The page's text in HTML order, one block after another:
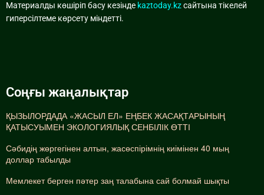
Материалды көшіріп басу кезінде kaztoday.kzсайтына тікелей
гиперсілтеме көрсету міндетті.
Соңғы жаңалықтар
ҚЫЗЫЛОРДАДА «ЖАСЫЛ ЕЛ» ЕҢБЕК ЖАСАҚТАРЫНЫҢ
ҚАТЫСУЫМЕН ЭКОЛОГИЯЛЫҚ СЕНБІЛІК ӨТТІ
Сәбидің жөргегінен алтын, жасөспірімнің киімінен 40 мың
доллар табылды
Мемлекет берген пәтер заң талабына сай болмай шықты